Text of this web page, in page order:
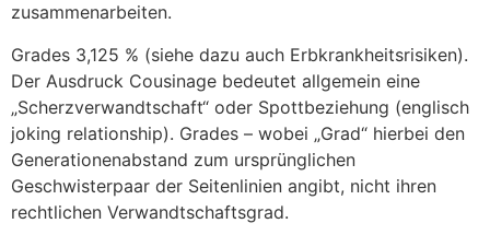
zusammenarbeiten.
Grades 3,125 % (siehe dazu auch Erbkrankheitsrisiken).
Der Ausdruck Cousinage bedeutet allgemein eine
„Scherzverwandtschaft“ oder Spottbeziehung (englisch
joking relationship). Grades – wobei „Grad“ hierbei den
Generationenabstand zum ursprünglichen
Geschwisterpaar der Seitenlinien angibt, nicht ihren
rechtlichen Verwandtschaftsgrad.